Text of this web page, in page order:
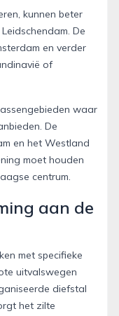
kunnen beter
De
en verder
of
waar
De
en het Westland
moet houden
centrum.
aan de
met specifieke
uitvalswegen
diefstal
het zilte